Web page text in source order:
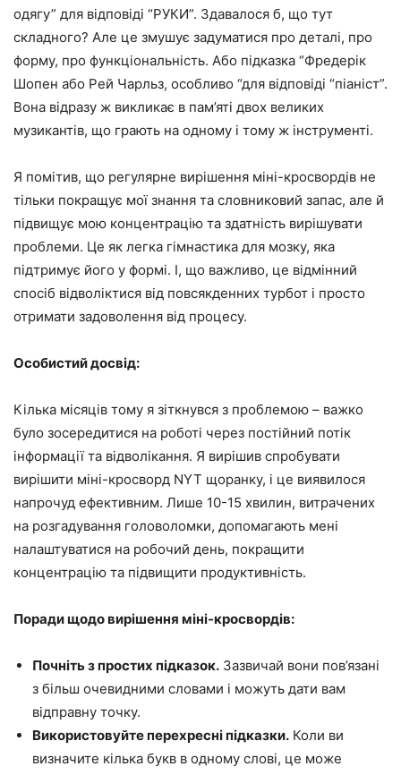
одягу” для відповіді “РУКИ”. Здавалося б, що тут
складного? Але це змушує задуматися про деталі, про
форму, про функціональність. Або підказка “Фредерік
Шопен або Рей Чарльз, особливо “для відповіді “піаніст”.
Вона відразу ж викликає в пам’яті двох великих
музикантів, що грають на одному і тому ж інструменті.
Я помітив, що регулярне вирішення міні-кросвордів не
тільки покращує мої знання та словниковий запас, але й
підвищує мою концентрацію та здатність вирішувати
проблеми. Це як легка гімнастика для мозку, яка
підтримує його у формі. І, що важливо, це відмінний
спосіб відволіктися від повсякденних турбот і просто
отримати задоволення від процесу.
Особистий досвід:
Кілька місяців тому я зіткнувся з проблемою – важко
було зосередитися на роботі через постійний потік
інформації та відволікання. Я вирішив спробувати
вирішити міні-кросворд NYT щоранку, і це виявилося
напрочуд ефективним. Лише 10-15 хвилин, витрачених
на розгадування головоломки, допомагають мені
налаштуватися на робочий день, покращити
концентрацію та підвищити продуктивність.
Поради щодо вирішення міні-кросвордів:
Почніть з простих підказок. Зазвичай вони пов’язані
з більш очевидними словами і можуть дати вам
відправну точку.
Використовуйте перехресні підказки. Коли ви
визначите кілька букв в одному слові, це може